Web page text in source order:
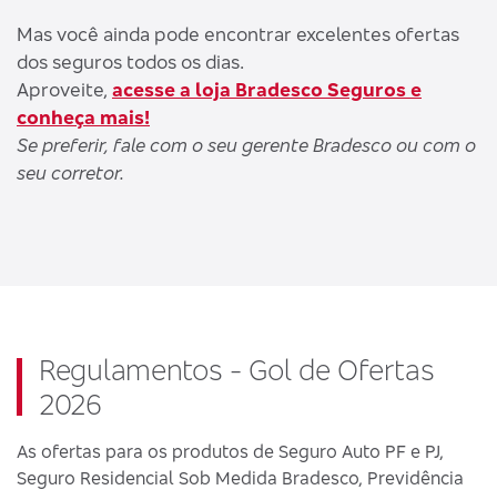
Mas você ainda pode encontrar excelentes ofertas
dos seguros todos os dias.
Aproveite, acesse a loja Bradesco Seguros e
conheça mais!
Se preferir, fale com o seu gerente Bradesco ou com o
seu corretor.
Regulamentos - Gol de Ofertas
2026
As ofertas para os produtos de Seguro Auto PF e PJ,
Seguro Residencial Sob Medida Bradesco, Previdência